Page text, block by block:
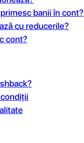
banii în cont?
cu reducerile?
cont?